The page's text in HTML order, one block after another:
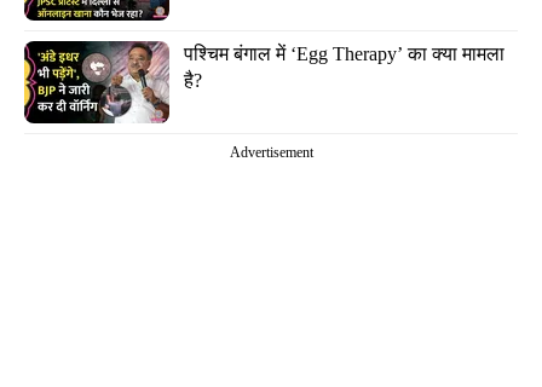
पश्चिम बंगाल में ‘Egg Therapy’ का क्या मामला
है?
Advertisement